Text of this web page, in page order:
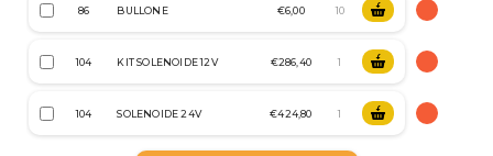
86 BULLONE €6,00
104 KIT SOLENOIDE 12V €286,40
104 SOLENOIDE 24V €424,80